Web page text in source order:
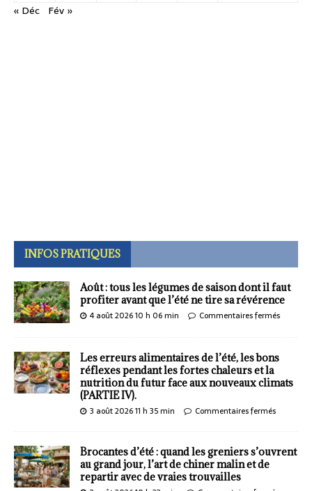
« Déc Fév »
INFOS PRATIQUES
Août : tous les légumes de saison dont il faut
profiter avant que l’été ne tire sa révérence
4 août 2026 10 h 06 min Commentaires fermés
Les erreurs alimentaires de l’été, les bons
réflexes pendant les fortes chaleurs et la
nutrition du futur face aux nouveaux climats
(PARTIE IV).
3 août 2026 11 h 35 min Commentaires fermés
Brocantes d’été : quand les greniers s’ouvrent
au grand jour, l’art de chiner malin et de
repartir avec de vraies trouvailles